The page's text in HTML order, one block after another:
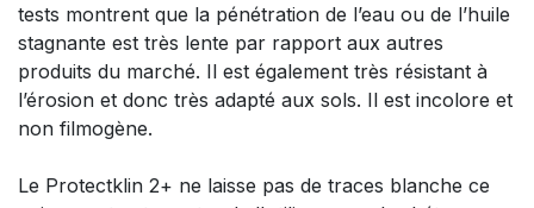
tests montrent que la pénétration de l’eau ou de l’huile
stagnante est très lente par rapport aux autres
produits du marché. Il est également très résistant à
l’érosion et donc très adapté aux sols. Il est incolore et
non filmogène.
Le Protectklin 2+ ne laisse pas de traces blanche ce